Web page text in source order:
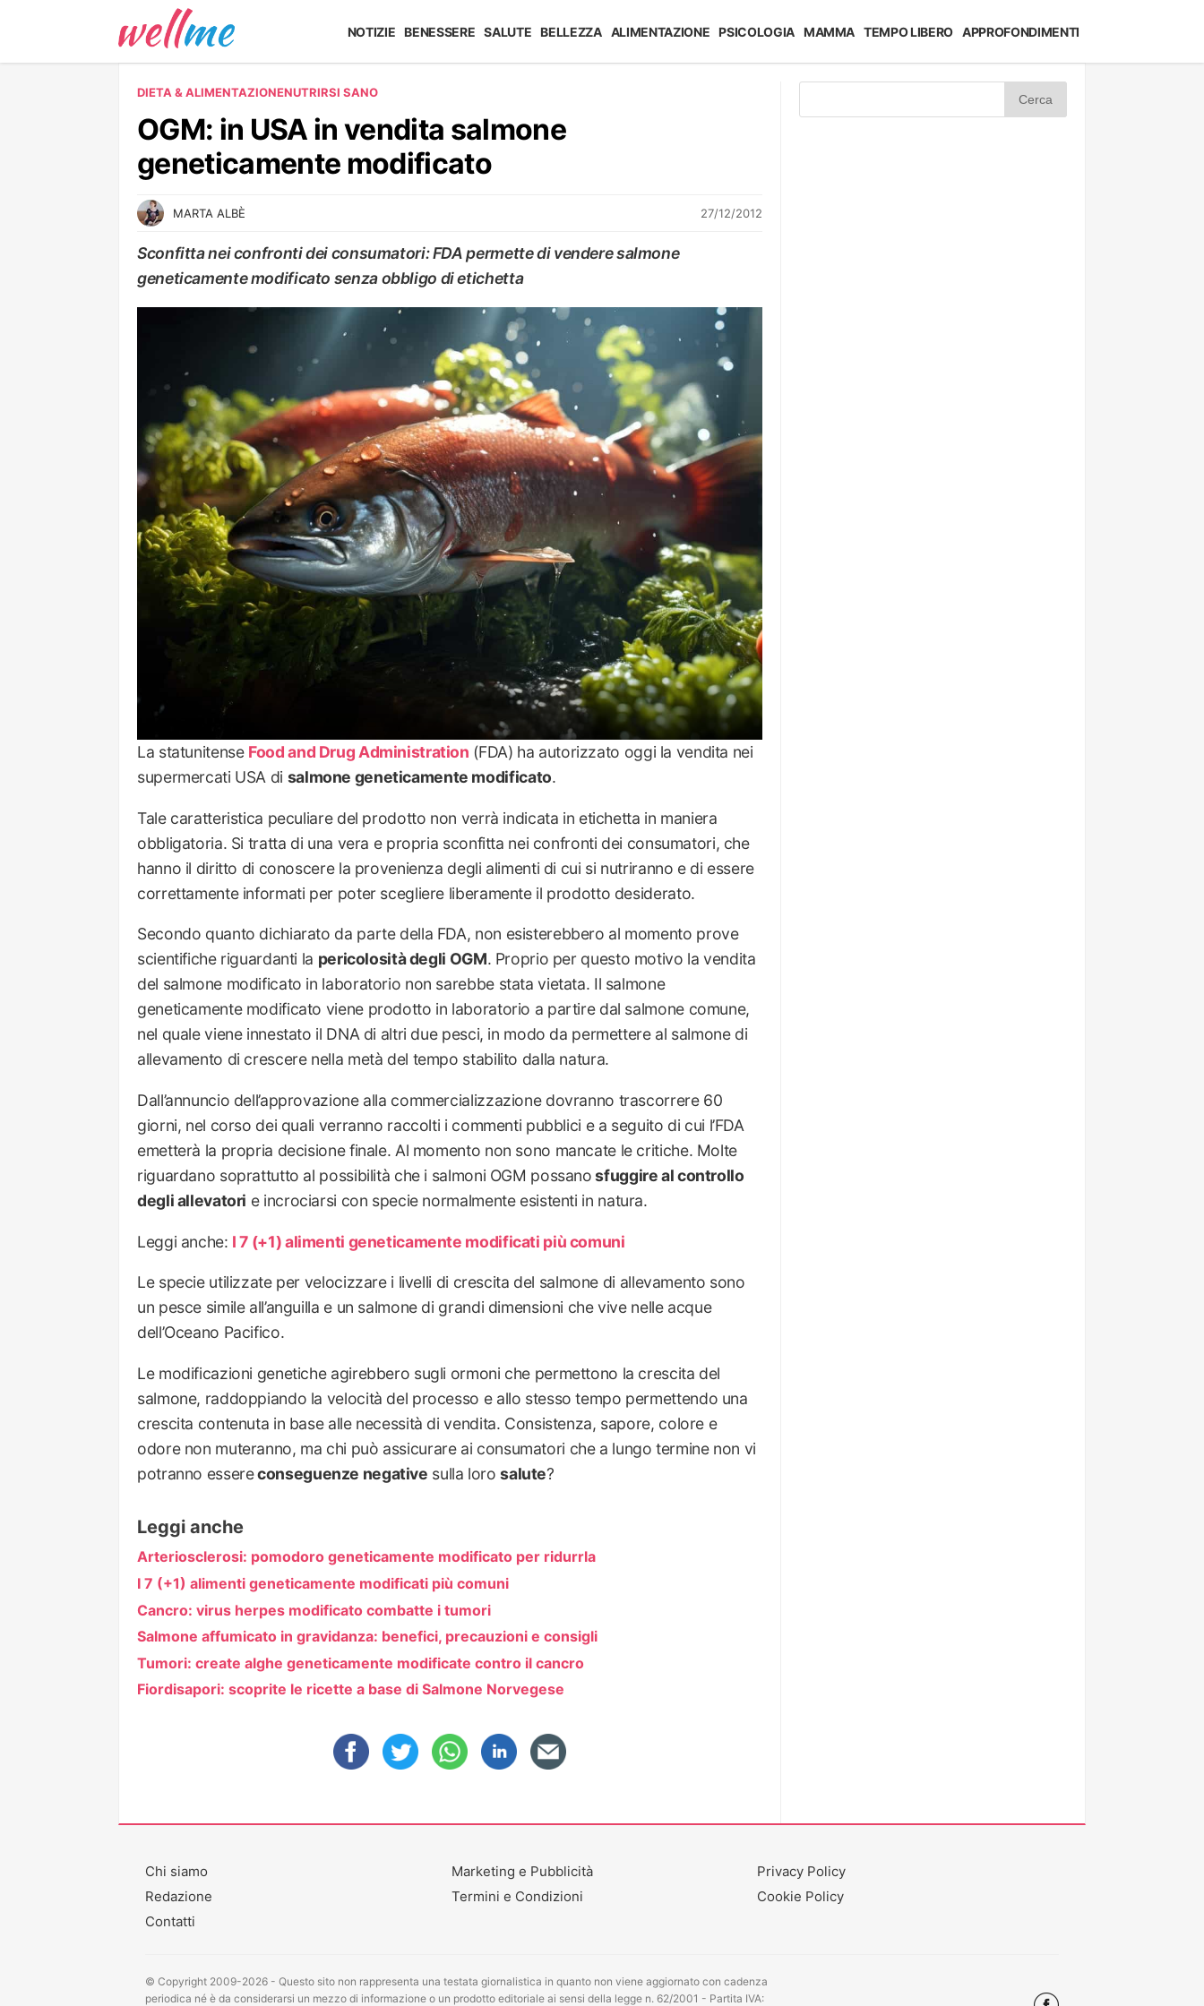
NOTIZIE BENESSERE SALUTE BELLEZZA ALIMENTAZIONE PSICOLOGIA MAMMA TEMPO LIBERO APPROFONDIMENTI
DIETA & ALIMENTAZIONENUTRIRSI SANO
OGM: in USA in vendita salmone
geneticamente modificato
MARTA ALBÈ 27/12/2012
Sconfitta nei confronti dei consumatori: FDA permette di vendere salmone
geneticamente modificato senza obbligo di etichetta
La statunitense Food and Drug Administration (FDA) ha autorizzato oggi la vendita nei
supermercati USA di salmone geneticamente modificato.
Tale caratteristica peculiare del prodotto non verrà indicata in etichetta in maniera
obbligatoria. Si tratta di una vera e propria sconfitta nei confronti dei consumatori, che
hanno il diritto di conoscere la provenienza degli alimenti di cui si nutriranno e di essere
correttamente informati per poter scegliere liberamente il prodotto desiderato.
Secondo quanto dichiarato da parte della FDA, non esisterebbero al momento prove
scientifiche riguardanti la pericolosità degli OGM. Proprio per questo motivo la vendita
del salmone modificato in laboratorio non sarebbe stata vietata. Il salmone
geneticamente modificato viene prodotto in laboratorio a partire dal salmone comune,
nel quale viene innestato il DNA di altri due pesci, in modo da permettere al salmone di
allevamento di crescere nella metà del tempo stabilito dalla natura.
Dall’annuncio dell’approvazione alla commercializzazione dovranno trascorrere 60
giorni, nel corso dei quali verranno raccolti i commenti pubblici e a seguito di cui l’FDA
emetterà la propria decisione finale. Al momento non sono mancate le critiche. Molte
riguardano soprattutto al possibilità che i salmoni OGM possanosfuggire al controllo
degli allevatori e incrociarsi con specie normalmente esistenti in natura.
Leggi anche: I 7 (+1) alimenti geneticamente modificati più comuni
Le specie utilizzate per velocizzare i livelli di crescita del salmone di allevamento sono
un pesce simile all’anguilla e un salmone di grandi dimensioni che vive nelle acque
dell’Oceano Pacifico.
Le modificazioni genetiche agirebbero sugli ormoni che permettono la crescita del
salmone, raddoppiando la velocità del processo e allo stesso tempo permettendo una
crescita contenuta in base alle necessità di vendita. Consistenza, sapore, colore e
odore non muteranno, ma chi può assicurare ai consumatori che a lungo termine non vi
potranno essereconseguenze negative sulla lorosalute?
Leggi anche
Arteriosclerosi: pomodoro geneticamente modificato per ridurrla
I 7 (+1) alimenti geneticamente modificati più comuni
Cancro: virus herpes modificato combatte i tumori
Salmone affumicato in gravidanza: benefici, precauzioni e consigli
Tumori: create alghe geneticamente modificate contro il cancro
Fiordisapori: scoprite le ricette a base di Salmone Norvegese
Chi siamo
Redazione
Contatti
Marketing e Pubblicità
Termini e Condizioni
Privacy Policy
Cookie Policy
© Copyright 2009-2026 - Questo sito non rappresenta una testata giornalistica in quanto non viene aggiornato con cadenza
periodica né è da considerarsi un mezzo di informazione o un prodotto editoriale ai sensi della legge n. 62/2001 - Partita IVA: